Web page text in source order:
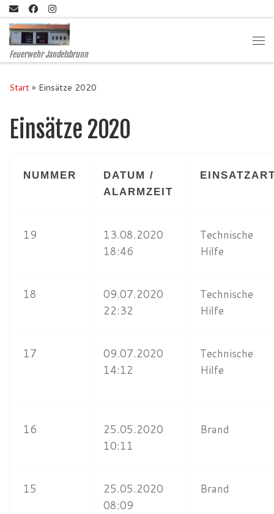
Zum Inhalt springen
Feuerwehr Jandelsbrunn
Start» Einsätze 2020
Einsätze 2020
NUMMER
DATUM /
ALARMZEIT
19
13.08.2020
18:46
Technische
Hilfe
18
09.07.2020
22:32
Technische
Hilfe
17
09.07.2020
14:12
Technische
Hilfe
16
25.05.2020
10:11
Brand
15
25.05.2020
08:09
Brand